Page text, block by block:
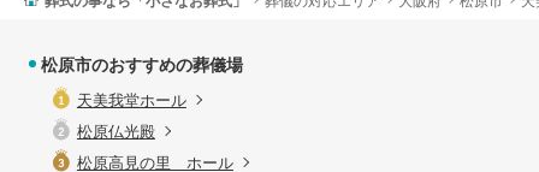
松原市のおすすめの葬儀場
天美我堂ホール
松原仏光殿
松原高見の里 ホール